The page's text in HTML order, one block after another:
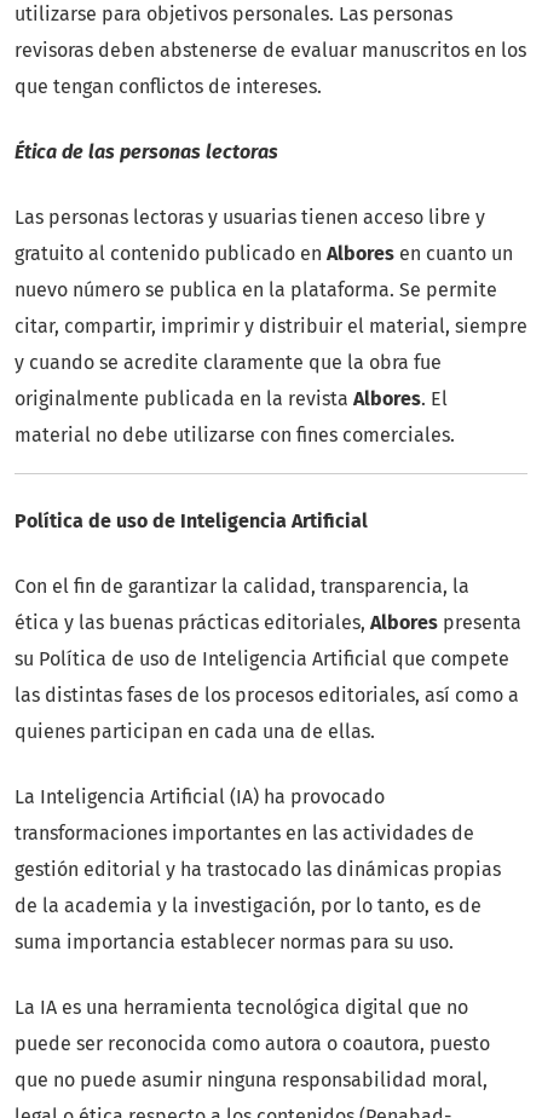
utilizarse para objetivos personales. Las personas
revisoras deben abstenerse de evaluar manuscritos en los
que tengan conflictos de intereses.
Ética de las personas lectoras
Las personas lectoras y usuarias tienen acceso libre y
gratuito al contenido publicado en Albores en cuanto un
nuevo número se publica en la plataforma. Se permite
citar, compartir, imprimir y distribuir el material, siempre
y cuando se acredite claramente que la obra fue
originalmente publicada en la revista Albores. El
material no debe utilizarse con fines comerciales.
Política de uso de Inteligencia Artificial
Con el fin de garantizar la calidad, transparencia, la
ética y las buenas prácticas editoriales, Albores presenta
su Política de uso de Inteligencia Artificial que compete
las distintas fases de los procesos editoriales, así como a
quienes participan en cada una de ellas.
La Inteligencia Artificial (IA) ha provocado
transformaciones importantes en las actividades de
gestión editorial y ha trastocado las dinámicas propias
de la academia y la investigación, por lo tanto, es de
suma importancia establecer normas para su uso.
La IA es una herramienta tecnológica digital que no
puede ser reconocida como autora o coautora, puesto
que no puede asumir ninguna responsabilidad moral,